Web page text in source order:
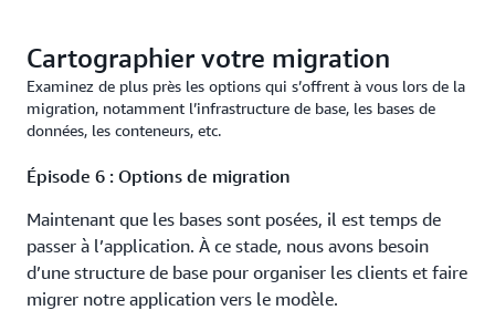
Cartographier votre migration
Examinez de plus près les options qui s’offrent à vous lors de la
migration, notamment l’infrastructure de base, les bases de
données, les conteneurs, etc.
Épisode 6 : Options de migration
Maintenant que les bases sont posées, il est temps de
passer à l’application. À ce stade, nous avons besoin
d’une structure de base pour organiser les clients et faire
migrer notre application vers le modèle.